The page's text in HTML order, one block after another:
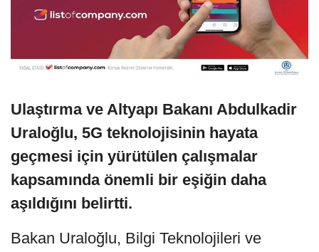
Ulaştırma ve Altyapı Bakanı Abdulkadir
Uraloğlu, 5G teknolojisinin hayata
geçmesi için yürütülen çalışmalar
kapsamında önemli bir eşiğin daha
aşıldığını belirtti.
Bakan Uraloğlu, Bilgi Teknolojileri ve